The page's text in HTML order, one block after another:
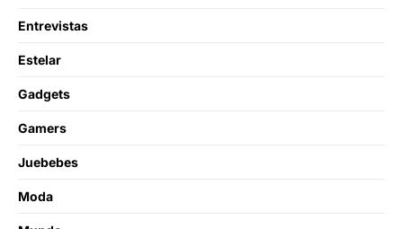
Entrevistas
Estelar
Gadgets
Gamers
Juebebes
Moda